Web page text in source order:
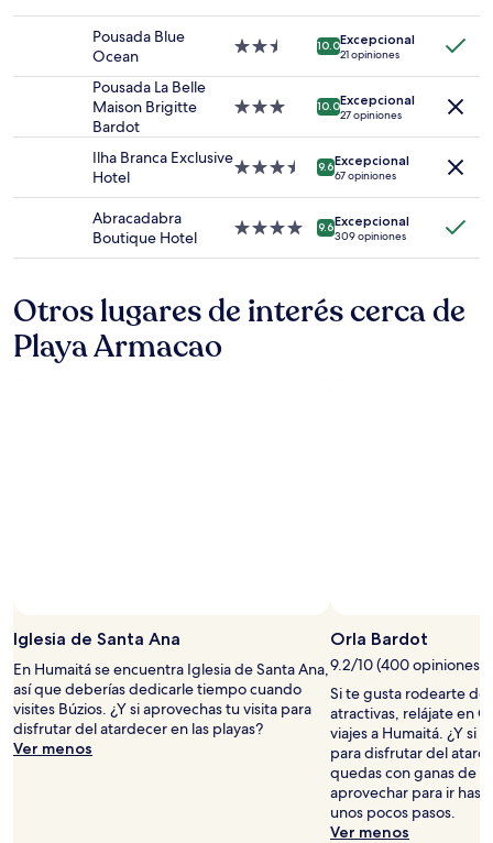
noche
adultos.
y
disponibilidad
están
cambios.
términos
adicionales.
estrellas
Pousada Blue
Ocean
Propiedad
estrellas
10.0Excepcional
21 opiniones
Pousada La Belle
Maison Brigitte
Bardot
Propiedad
estrellas
10.0Excepcional
27 opiniones
Ilha Branca Exclusive
Hotel
Propiedad
estrellas
9.6Excepcional
67 opiniones
Abracadabra
Boutique Hotel
Propiedad
9.6Excepcional
309 opiniones
Otros lugares de interés cerca de
Playa Armacao
Iglesia de Santa Ana
En Humaitá se encuentra Iglesia de Santa Ana,
así que deberías dedicarle tiempo cuando
visites Búzios. ¿Y si aprovechas tu visita para
disfrutar del atardecer en las playas?
Ver menos
Orla Bardot
9.2/10 (400 opiniones)
Si te gusta rodearte
atractivas, relájate en
viajes a Humaitá. ¿Y si
para disfrutar del
quedas con ganas de
aprovechar para ir
unos pocos pasos.
Ver menos